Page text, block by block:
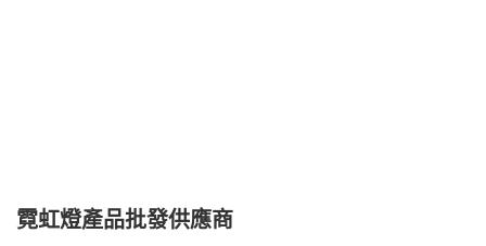
霓虹燈產品批發供應商